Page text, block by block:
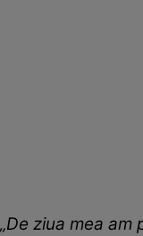
„De ziua mea